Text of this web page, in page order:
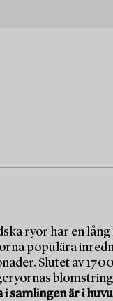
ryor har en
populära
Slutet av
i samlingen är i